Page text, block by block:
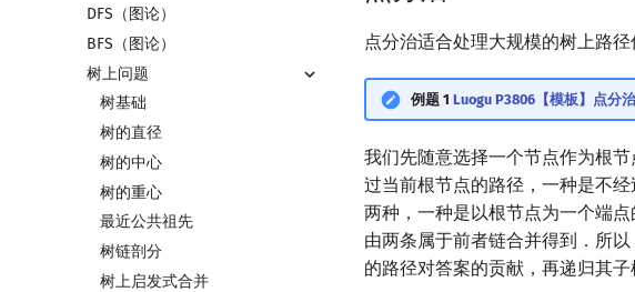
DFS（图论）
BFS（图论）
树上问题
树基础
树的直径
树的中心
树的重心
最近公共祖先
树链剖分
树上启发式合并
点分治适合处理大规模的树上路径
例题 1 Luogu P3806【模板】点分
我们先随意选择一个节点作为根节
过当前根节点的路径，一种是不
两种，一种是以根节点为一个端
由两条属于前者链合并得到．所
的路径对答案的贡献，再递归其